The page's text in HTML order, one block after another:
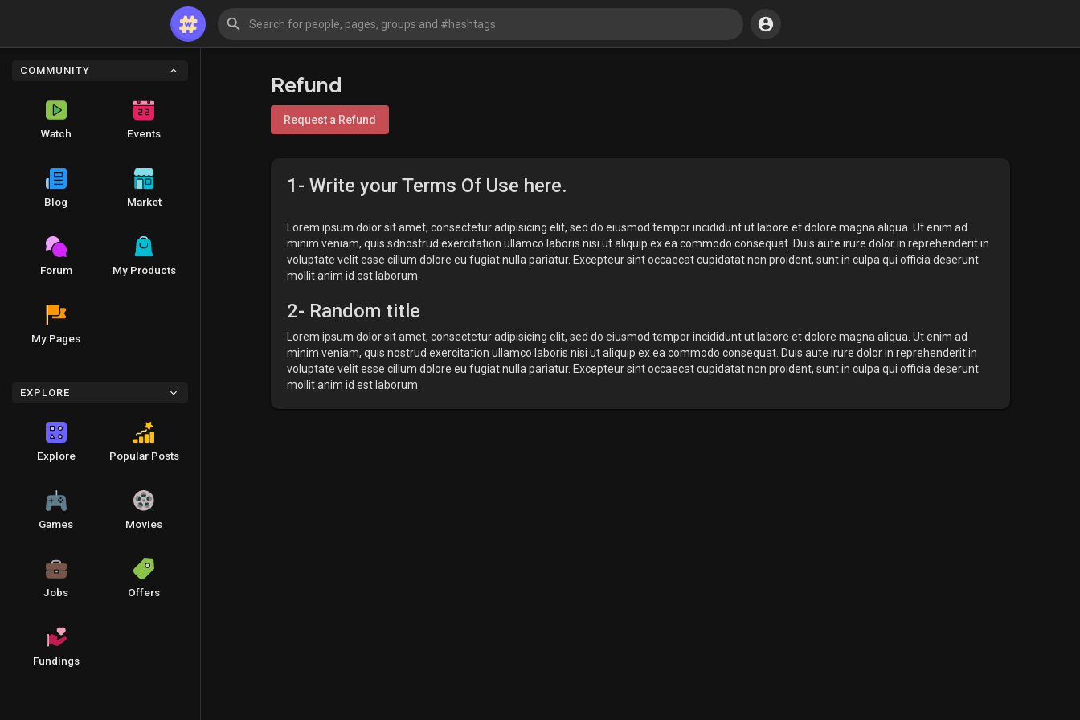
COMMUNITY
Watch Events
Blog Market
Forum My Products
My Pages
EXPLORE
Explore Popular Posts
Games Movies
Jobs Offers
Fundings
Refund
Request a Refund
1- Write your Terms Of Use here.
Lorem ipsum dolor sit amet, consectetur adipisicing elit, sed do eiusmod tempor incididunt ut labore et dolore magna aliqua. Ut enim ad
minim veniam, quis sdnostrud exercitation ullamco laboris nisi ut aliquip ex ea commodo consequat. Duis aute irure dolor in reprehenderit in
voluptate velit esse cillum dolore eu fugiat nulla pariatur. Excepteur sint occaecat cupidatat non proident, sunt in culpa qui officia deserunt
mollit anim id est laborum.
2- Random title
Lorem ipsum dolor sit amet, consectetur adipisicing elit, sed do eiusmod tempor incididunt ut labore et dolore magna aliqua. Ut enim ad
minim veniam, quis nostrud exercitation ullamco laboris nisi ut aliquip ex ea commodo consequat. Duis aute irure dolor in reprehenderit in
voluptate velit esse cillum dolore eu fugiat nulla pariatur. Excepteur sint occaecat cupidatat non proident, sunt in culpa qui officia deserunt
mollit anim id est laborum.